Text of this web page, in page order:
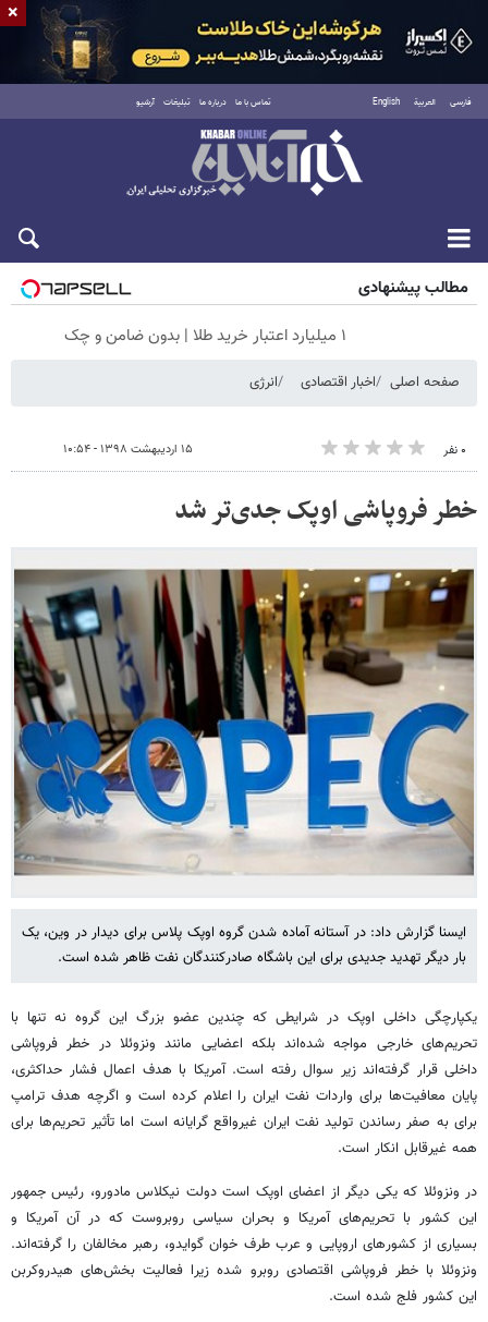
فارسی العربية English تماس با ما درباره ما تبلیغات آرشیو
پنجشنبه ۱۵ مرداد ۱۴۰۵
مطالب پیشنهادی
۱ میلیارد اعتبار خرید طلا | بدون ضامن و چک
صفحه اصلی اخبار اقتصادی انرژی
۰ نفر ۱۵ اردیبهشت ۱۳۹۸ - ۱۰:۵۴
خطر فروپاشی اوپک جدی‌تر شد
ایسنا گزارش داد: در آستانه آماده شدن گروه اوپک پلاس برای دیدار در وین، یک
بار دیگر تهدید جدیدی برای این باشگاه صادرکنندگان نفت ظاهر شده است.
یکپارچگی داخلی اوپک در شرایطی که چندین عضو بزرگ این گروه نه تنها با
تحریم‌های خارجی مواجه شده‌اند بلکه اعضایی مانند ونزوئلا در خطر فروپاشی
داخلی قرار گرفته‌اند زیر سوال رفته است. آمریکا با هدف اعمال فشار حداکثری،
پایان معافیت‌ها برای واردات نفت ایران را اعلام کرده است و اگرچه هدف ترامپ
برای به صفر رساندن تولید نفت ایران غیرواقع گرایانه است اما تأثیر تحریم‌ها برای
همه غیرقابل انکار است.
در ونزوئلا که یکی دیگر از اعضای اوپک است دولت نیکلاس مادورو، رئیس جمهور
این کشور با تحریم‌های آمریکا و بحران سیاسی روبروست که در آن آمریکا و
بسیاری از کشورهای اروپایی و عرب طرف خوان گوایدو، رهبر مخالفان را گرفته‌اند.
ونزوئلا با خطر فروپاشی اقتصادی روبرو شده زیرا فعالیت بخش‌های هیدروکربن
این کشور فلج شده است.
×